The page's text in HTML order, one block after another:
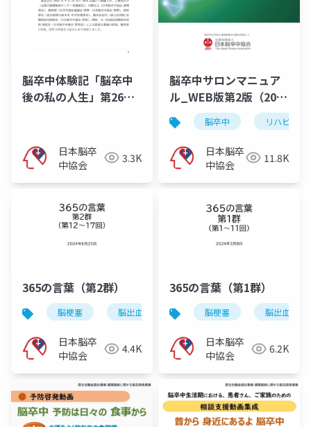
脳卒中体験記「脳卒中
後の私の人生」第26回
日本脳卒
中協会
3.3K
脳卒中サロンマニュア
ル_WEB版第2版（2025
年11月10日）
脳卒中 リハビリ
日本脳卒
中協会
11.8K
365の言葉（第2群）
脳梗塞 脳出血 くも膜下出血 脳卒中
日本脳卒
中協会
4.4K
365の言葉（第1群）
脳梗塞 脳出血
日本脳卒
中協会
6.2K